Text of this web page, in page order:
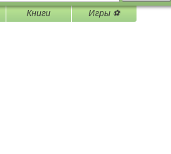
Книги Игры ⚽